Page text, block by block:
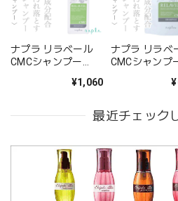
ナプラ リラベール
CMCシャンプー
¥1,060
ナプラ リラベ
CMCシャンプ
最近チェック